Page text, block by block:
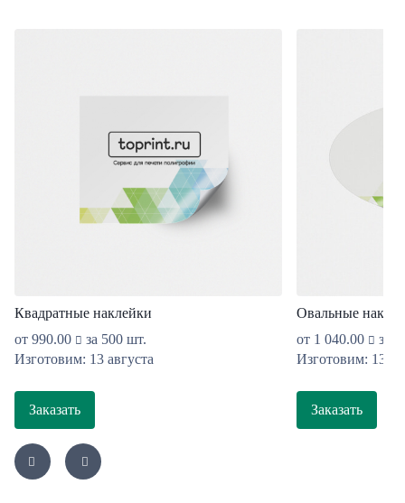
Квадратные наклейки
от 990.00
за 500 шт.
Изготовим: 13 августа
Заказать
Овальные
от 1 040.00
за
Изготовим: 13
Заказать